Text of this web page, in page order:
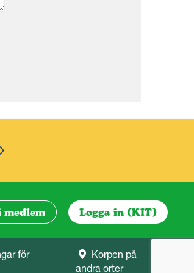
medlem Logga in (KIT)
för
Korpen på
andra orter